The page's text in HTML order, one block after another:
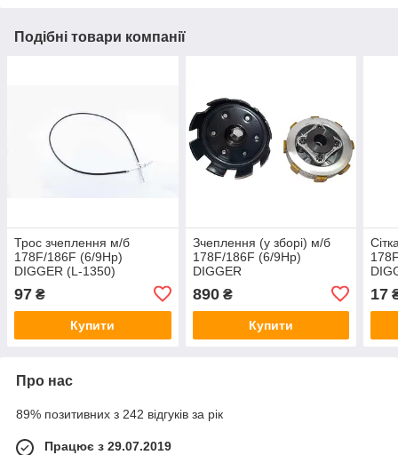
Подібні товари компанії
Трос зчеплення м/б
178F/186F (6/9Hp)
DIGGER (L-1350)
97 ₴
Купити
Зчеплення (у зборі) м/б
178F/186F (6/9Hp)
DIGGER
890₴
Купити
17
Про нас
89% позитивних з 242 відгуків за рік
Працює з 29.07.2019